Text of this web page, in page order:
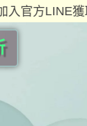
官方LINE獲